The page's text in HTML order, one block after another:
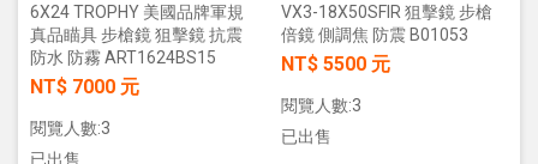
6X24 TROPHY 美國品牌軍規
真品瞄具 步槍鏡 狙擊鏡 抗震
防水 防霧 ART1624BS15
NT$ 7000 元
閱覽人數:3
已出售
VX3-18X50SFIR 狙擊鏡 步槍
倍鏡 側調焦 防震 B01053
NT$ 5500 元
閱覽人數:3
已出售